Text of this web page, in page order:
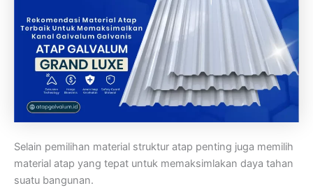
Selain pemilihan material struktur atap penting juga memilih
material atap yang tepat untuk memaksimlakan daya tahan
suatu bangunan.